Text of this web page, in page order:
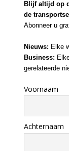
Blijf altijd op
de
Abonneer u
Nieuws: Elke
Business:
gerelateerde
Voornaam
Achternaam